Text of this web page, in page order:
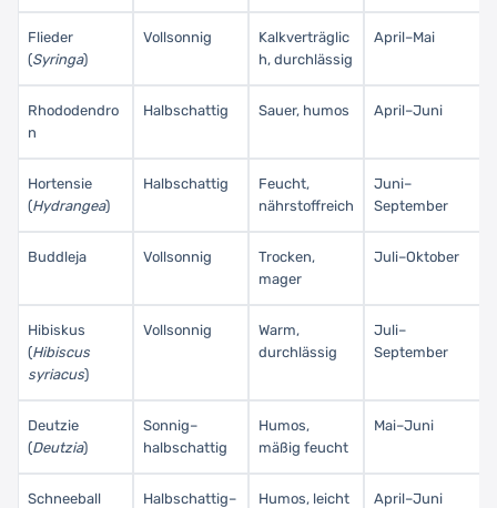
Flieder
(Syringa)
Vollsonnig
Kalkverträglic
h, durchlässig
April–Mai
Rhododendro
n
Halbschattig Sauer, humos April–Juni
Hortensie
(Hydrangea)
Halbschattig
Feucht,
nährstoffreich
Juni–
September
Buddleja Vollsonnig
Trocken,
mager
Juli–Oktober
Hibiskus
(Hibiscus
syriacus)
Vollsonnig
Warm,
durchlässig
Juli–
September
Deutzie
(Deutzia)
Sonnig–
halbschattig
Humos,
mäßig feucht
Mai–Juni
Schneeball
Halbschattig–
Humos, leicht
April–Juni